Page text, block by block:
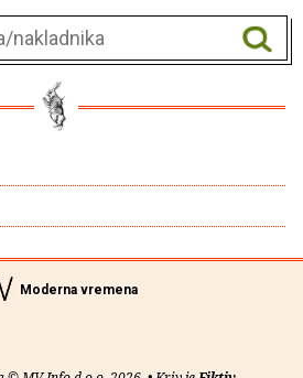
Moderna vremena